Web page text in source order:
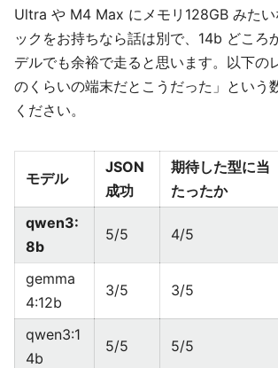
Ultra や M4 Max にメモリ128GB みた
ックをお持ちなら話は別で、14b どころ
デルでも余裕で走ると思います。以下の
のくらいの端末だとこうだった」という
ください。
モデル
JSON
成功
期待した型に当
たったか
qwen3:
8b
5/5 4/5
gemma
4:12b
3/5 3/5
qwen3:1
4b
5/5 5/5